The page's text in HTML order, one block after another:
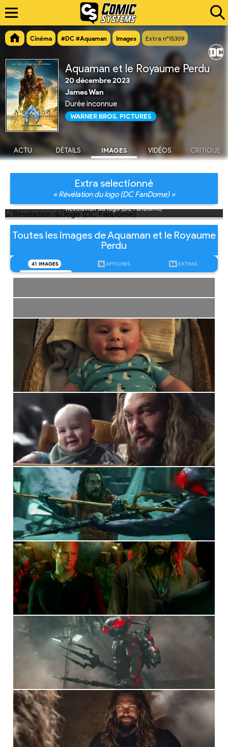
Cinéma #DC #Aquaman Images Extra n°15309
Aquaman et le Royaume Perdu
20 décembre 2023
James Wan
Durée inconnue
WARNER BROS. PICTURES
ACTU DÉTAILS IMAGES VIDÉOS CRITIQUE
Extra selectionné
« Révélation du logo (DC FanDome) »
Révélation du logo (DC FanDome)
Toutes les images de Aquaman et le Royaume
Perdu
41 IMAGES 16 AFFICHES 56 EXTRAS